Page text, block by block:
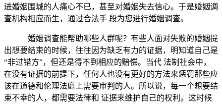
进婚姻围城的人痛心不已，甚至对婚姻失去信心。于是婚姻调
查机构相应而生，通过合法手 段为您进行婚姻调查。
婚姻调查能帮助哪些人群呢？有些人面对失败的婚姻提
出想要结束的时候，往往因为缺乏有力的证据，明知道自己是
“非过错方”，但还是得不到相应的赔偿。当代 法制社会中，
在没有证据的前提下，任何人也没有更好的方法来惩罚那些应
该在道德和伦理法庭上需要审判的人。所以说，每一个想要结
束不幸的人，都需要法律和 证据来维护自己的权利。这时候